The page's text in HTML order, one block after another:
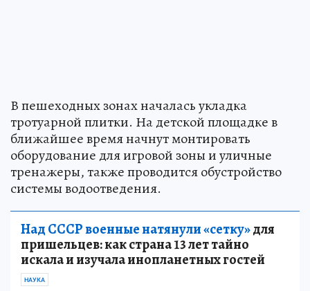
В пешеходных зонах началась укладка
тротуарной плитки. На детской площадке в
ближайшее время начнут монтировать
оборудование для игровой зоны и уличные
тренажеры, также проводится обустройство
системы водоотведения.
Над СССР военные натянули «сетку»для
пришельцев: как страна 13 лет тайно
искала и изучала инопланетных гостей
НАУКА